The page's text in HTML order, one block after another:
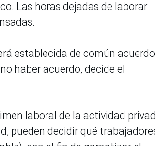
Las horas dejadas de laborar
establecida de común acuerdo
haber acuerdo, decide el
laboral de la actividad
pueden decidir qué